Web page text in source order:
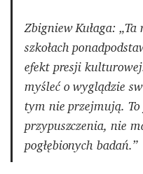
Zbigniew Kułaga:
szkołach
efekt presji
myśleć o wyglądzie
tym nie przejmują.
przypuszczenia, nie
pogłębionych badań.”